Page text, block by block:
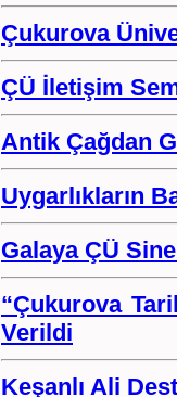
Çukurova
ÇÜ İletişim
Antik Çağdan
Uygarlıkların
Galaya ÇÜ
“Çukurova
Verildi
Keşanlı Ali